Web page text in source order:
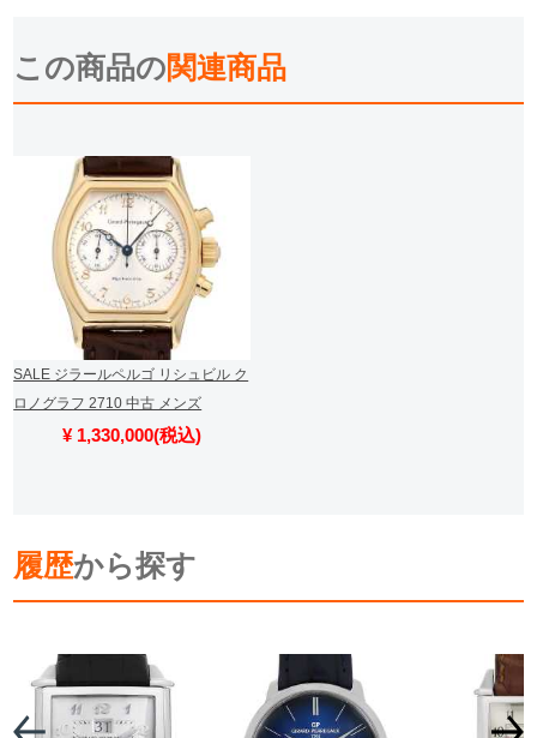
この商品の関連商品
SALE ジラールペルゴ リシュビル ク
ロノグラフ 2710 中古 メンズ
¥ 1,330,000(税込)
履歴から探す